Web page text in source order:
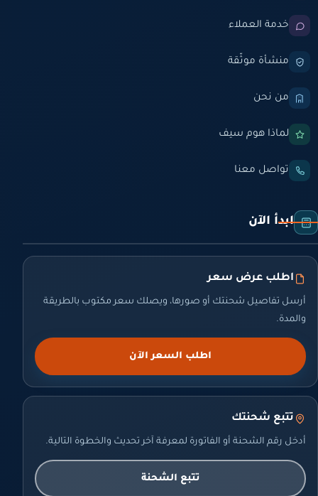
خدمة العملاء
منشأة موثّقة
من نحن
لماذا هوم سيف
تواصل معنا
ابدأ الآن
اطلب عرض سعر
أرسل تفاصيل شحنتك أو صورها، ويصلك سعر مكتوب بالطريقة
والمدة.
اطلب السعر الآن
تتبع شحنتك
أدخل رقم الشحنة أو الفاتورة لمعرفة آخر تحديث والخطوة التالية.
تتبع الشحنة